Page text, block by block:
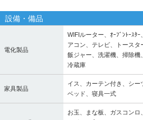
設備・備品
電化製品
WIFIルーター、ｵｰﾌﾞﾝﾄｰｽﾀ
アコン、テレビ、トース
飯ジャー、洗濯機、掃除機
冷蔵庫
家具製品
イス、カーテン付き、シー
ベッド、寝具一式
お玉、まな板、ガスコンロ